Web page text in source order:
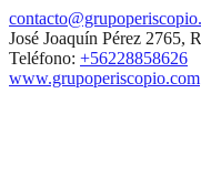
José Joaquín Pérez 2765,
Teléfono: +56228858626
www.grupoperiscopio.com